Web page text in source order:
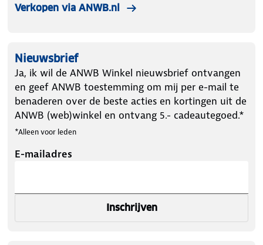
door.
Duurzaam, huidvriendelijk en vormvast: dit kussen is
gemaakt om jarenlang mee te gaan zonder in te
leveren op comfort of ondersteuning.
Dit aanpasbare hoofdkussen is de perfecte keuze
voor zijslapers en iedereen die op zoek is naar een
hoofdkussen tegen nek en rugklachten.
Verkopen via ANWB.nl
Nieuwsbrief
Ja, ik wil de ANWB Winkel nieuwsbrief ontvangen
en geef ANWB toestemming om mij per e-mail te
benaderen over de beste acties en kortingen uit de
ANWB (web)winkel en ontvang 5.- cadeautegoed.*
*Alleen voor leden
E-mailadres
Inschrijven